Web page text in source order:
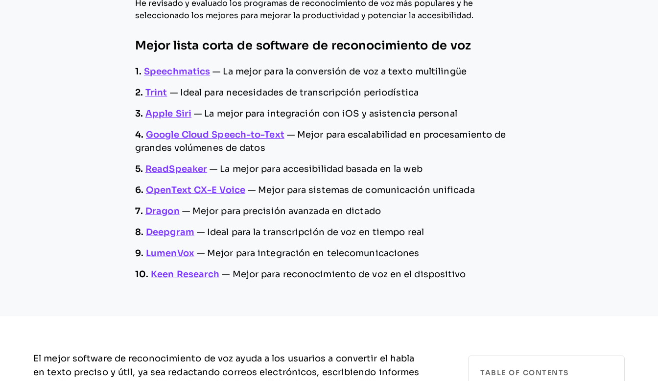
He revisado y evaluado los programas de reconocimiento de voz más populares y he
seleccionado los mejores para mejorar la productividad y potenciar la accesibilidad.
Mejor lista corta de software de reconocimiento de voz
1. Speechmatics — La mejor para la conversión de voz a texto multilingüe
2. Trint — Ideal para necesidades de transcripción periodística
3. Apple Siri — La mejor para integración con iOS y asistencia personal
4. Google Cloud Speech-to-Text — Mejor para escalabilidad en procesamiento de
grandes volúmenes de datos
5. ReadSpeaker — La mejor para accesibilidad basada en la web
6. OpenText CX-E Voice — Mejor para sistemas de comunicación unificada
7. Dragon — Mejor para precisión avanzada en dictado
8. Deepgram — Ideal para la transcripción de voz en tiempo real
9. LumenVox — Mejor para integración en telecomunicaciones
10. Keen Research — Mejor para reconocimiento de voz en el dispositivo
El mejor software de reconocimiento de voz ayuda a los usuarios a convertir el habla
en texto preciso y útil, ya sea redactando correos electrónicos, escribiendo informes
TABLE OF CONTENTS